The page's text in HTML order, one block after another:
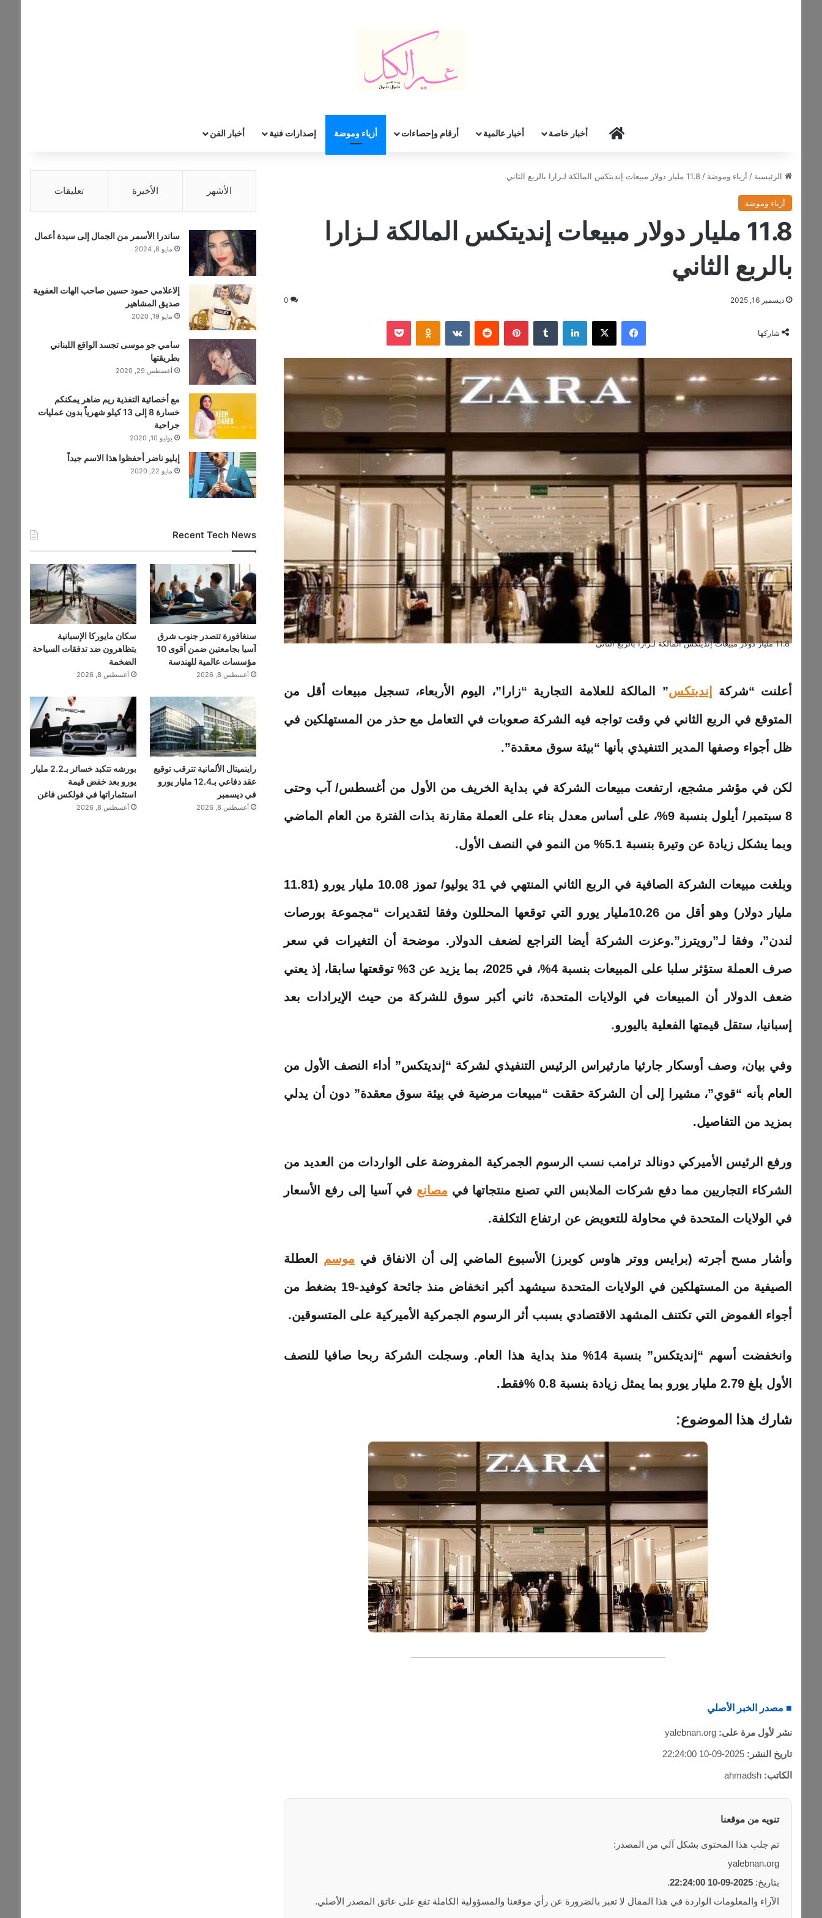
HOMEأخبار خاصة أخبار عالمية أرقام وإحصاءات أزياء وموضة إصدارات فنية أخبار الفن
الرئيسية / أزياء وموضة / 11.8 مليار دولار مبيعات إنديتكس المالكة لـزارا بالربع الثاني
أزياء وموضة
11.8 مليار دولار مبيعات إنديتكس المالكة لـزارا
بالربع الثاني
ديسمبر 16, 2025 0
شاركها
فيسبوك ‫X لينكدإن ‏Tumblr بينتيريست ‏Reddit
‏VKontakte
Odnoklassniki
‫Pocket
11.8 مليار دولار مبيعات إنديتكس المالكة لـزارا بالربع الثاني
أعلنت “شركة إنديتكس” المالكة للعلامة التجارية “زارا”، اليوم الأربعاء، تسجيل مبيعات أقل من
المتوقع في الربع الثاني في وقت تواجه فيه الشركة صعوبات في التعامل مع حذر من المستهلكين في
ظل أجواء وصفها المدير التنفيذي بأنها “بيئة سوق معقدة”.
لكن في مؤشر مشجع، ارتفعت مبيعات الشركة في بداية الخريف من الأول من أغسطس/ آب وحتى
8 سبتمبر/ أيلول بنسبة 9%، على أساس معدل بناء على العملة مقارنة بذات الفترة من العام الماضي
وبما يشكل زيادة عن وتيرة بنسبة 5.1% من النمو في النصف الأول.
وبلغت مبيعات الشركة الصافية في الربع الثاني المنتهي في 31 يوليو/ تموز 10.08 مليار يورو (11.81
ملياردولار ) وهو أقل من 10.26مليار يورو التي توقعها المحللون وفقا لتقديرات “مجموعة بورصات
لندن”، وفقا لـ”رويترز”.وعزت الشركة أيضا التراجع لضعف الدولار. موضحة أن التغيرات في سعر
صرف العملة ستؤثر سلبا على المبيعات بنسبة 4%، في 2025، بما يزيد عن 3% توقعتها سابقا، إذ يعني
ضعف الدولار أن المبيعات في الولايات المتحدة، ثاني أكبر سوق للشركة من حيث الإيرادات بعد
إسبانيا، ستقل قيمتها الفعلية باليورو.
وفي بيان، وصف أوسكار جارثيا مارثيراس الرئيس التنفيذي لشركة “ إنديتكس” أداء النصف الأول من
العام بأنه “قوي”، مشيرا إلى أن الشركة حققت “مبيعات مرضية في بيئة سوق معقدة” دون أن يدلي
بمزيد من التفاصيل.
ورفع الرئيس الأميركي دونالد ترامب نسب الرسوم الجمركية المفروضة على الواردات من العديد من
الشركاء التجاريين مما دفع شركات الملابس التي تصنع منتجاتها في مصانع في آسيا إلى رفع الأسعار
في الولايات المتحدة في محاولة للتعويض عن ارتفاع التكلفة.
وأشار مسح أجرته (برايس ووتر هاوس كوبرز) الأسبوع الماضي إلى أن الانفاق في موسم العطلة
الصيفية من المستهلكين في الولايات المتحدة سيشهد أكبر انخفاض منذ جائحة كوفيد-19 بضغط من
أجواء الغموض التي تكتنف المشهد الاقتصادي بسبب أثر الرسوم الجمركية الأميركية على المتسوقين.
وانخفضت أسهم “إنديتكس” بنسبة 14% منذ بداية هذا العام. وسجلت الشركة ربحا صافيا للنصف
الأول بلغ 2.79 مليار يورو بما يمثل زيادة بنسبة 0.8 %فقط.
شارك هذا الموضوع:
■ مصدر الخبر الأصلي
نشر لأول مرة على: yalebnan.org
تاريخ النشر: 2025-09-10 22:24:00
الكاتب: ahmadsh
تنويه من موقعنا
تم جلب هذا المحتوى بشكل آلي من المصدر:
yalebnan.org
بتاريخ: 2025-09-10 22:24:00
.
الآراء والمعلومات الواردة في هذا المقال لا تعبر بالضرورة عن رأي موقعنا والمسؤولية الكاملة تقع على عاتق المصدر الأصلي.
الأشهر الأخيرة تعليقات
ساندرا الأسمر من الجمال إلى سيدة أعمال
مايو 8, 2024
إلاعلامي حمود حسين صاحب الهات العفوية
صديق المشاهير
مايو 19, 2020
سامي جو موسى تجسد الواقع اللبناني
بطريقتها
أغسطس 29, 2020
مع أخصائية التغذية ريم ضاهر يمكنكم
خسارة 8 إلى 13 كيلو شهرياً بدون عمليات
جراحية
يوليو 10, 2020
إيليو ناضر أحفظوا هذا الاسم جيداً
مايو 22, 2020
Recent Tech News
سنغافورة تتصدر جنوب شرق
آسيا بجامعتين ضمن أقوى 10
مؤسسات عالمية للهندسة
أغسطس 8, 2026
سكان مايوركا الإسبانية
يتظاهرون ضد تدفقات السياحة
الضخمة
أغسطس 8, 2026
راينميتال الألمانية تترقب توقيع
عقد دفاعي بـ12.4 مليار يورو
في ديسمبر
أغسطس 8, 2026
بورشه تتكبد خسائر بـ2.2 مليار
يورو بعد خفض قيمة
استثماراتها في فولكس فاغن
أغسطس 8, 2026